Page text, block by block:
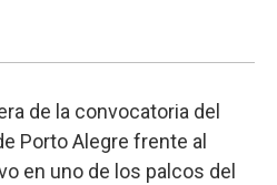
de la convocatoria del
Porto Alegre frente al
en uno de los palcos del